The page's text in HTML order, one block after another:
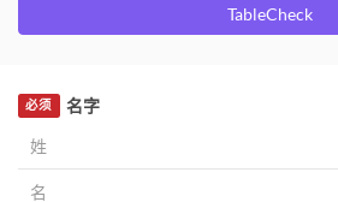
TableCheck
名字
必须